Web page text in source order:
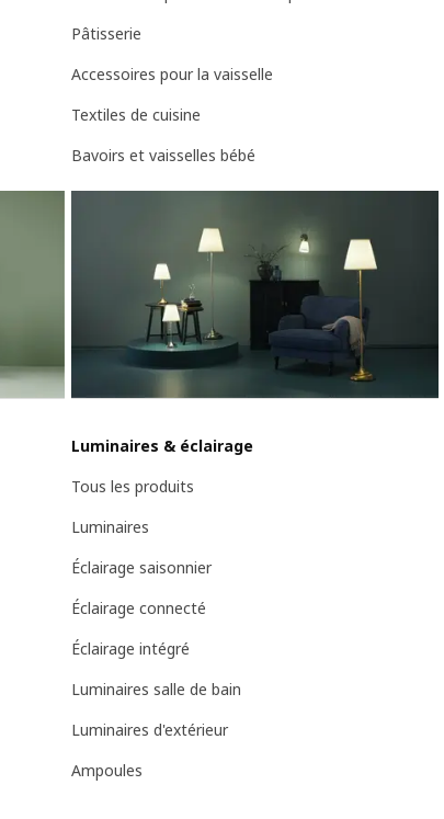
Pâtisserie
Accessoires pour la vaisselle
Textiles de cuisine
Bavoirs et vaisselles bébé
Luminaires & éclairage
Tous les produits
Luminaires
Éclairage saisonnier
Éclairage connecté
Éclairage intégré
Luminaires salle de bain
Luminaires d'extérieur
Ampoules